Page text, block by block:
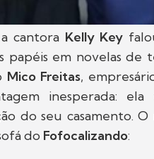
cantoraKelly Key
em novelas de
Mico Freitas,
inesperada:
ela
do seu casamento.
do Fofocalizando: